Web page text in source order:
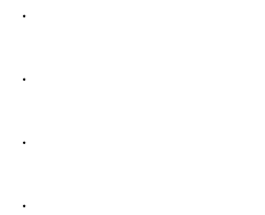
.
.
.
.